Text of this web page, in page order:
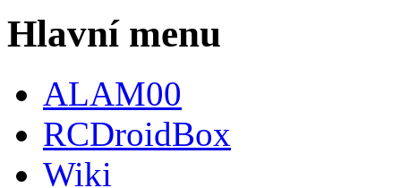
Hlavní menu
ALAM00
RCDroidBox
Wiki